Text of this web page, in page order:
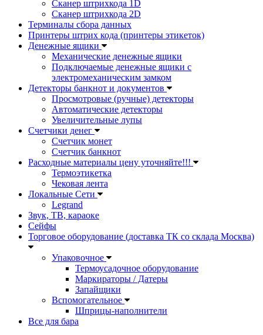
Сканер штрихкода 1D
Сканер штрихкода 2D
Терминалы сбора данных
Принтеры штрих кода (принтеры этикеток)
Денежные ящики
Механические денежные ящики
Подключаемые денежные ящики с
электромеханическим замком
Детекторы банкнот и документов
Просмотровые (ручные) детекторы
Автоматические детекторы
Увеличительные лупы
Счетчики денег
Счетчик монет
Счетчик банкнот
Расходные материалы цену уточняйте!!!
Термоэтикетка
Чековая лента
Локальные Сети
Legrand
Звук, ТВ, караоке
Сейфы
Торговое оборудование (доставка ТК со склада Москва)
Упаковочное
Термоусадочное оборудование
Маркираторы / Датеры
Запайщики
Вспомогательное
Шприцы-наполнители
Все для бара